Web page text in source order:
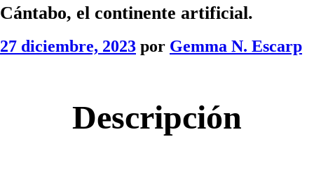
Cántabo, el continente artificial.
27 diciembre, 2023 por Gemma N. Escarp
Descripción